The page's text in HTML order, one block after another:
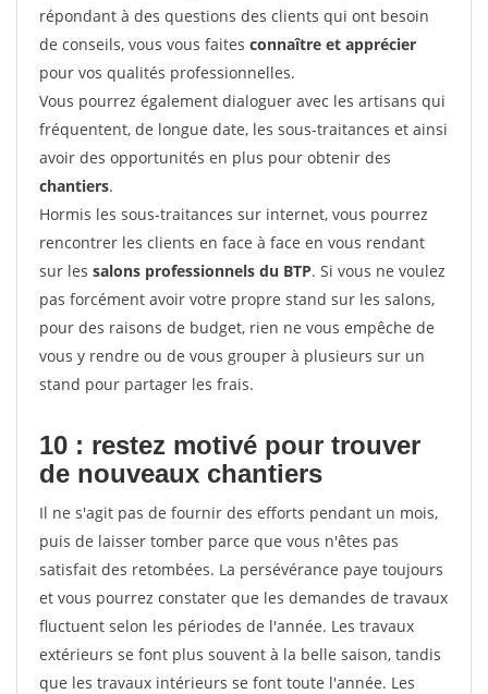
répondant à des questions des clients qui ont besoin
de conseils, vous vous faites connaître et apprécier
pour vos qualités professionnelles.
Vous pourrez également dialoguer avec les artisans qui
fréquentent, de longue date, les sous-traitances et ainsi
avoir des opportunités en plus pour obtenir des
chantiers.
Hormis les sous-traitances sur internet, vous pourrez
rencontrer les clients en face à face en vous rendant
sur les salons professionnels du BTP. Si vous ne voulez
pas forcément avoir votre propre stand sur les salons,
pour des raisons de budget, rien ne vous empêche de
vous y rendre ou de vous grouper à plusieurs sur un
stand pour partager les frais.
10 : restez motivé pour trouver
de nouveaux chantiers
Il ne s'agit pas de fournir des efforts pendant un mois,
puis de laisser tomber parce que vous n'êtes pas
satisfait des retombées. La persévérance paye toujours
et vous pourrez constater que les demandes de travaux
fluctuent selon les périodes de l'année. Les travaux
extérieurs se font plus souvent à la belle saison, tandis
que les travaux intérieurs se font toute l'année. Les